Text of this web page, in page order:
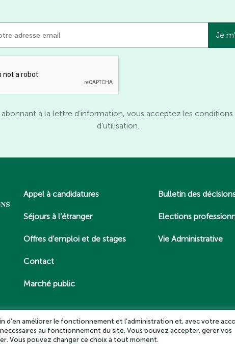
abonnant à la lettre d’information, vous acceptez les conditions
d’utilisation.
Appel à candidatures
Séjours à l’étranger
Offres d’emploi et de stages
Contact
Marché public
Bulletin des
Elections
Vie Administrative
– Tous droits réservés 2025 Politique de confidentialité
d’en améliorer le fonctionnement et l’administration et, avec votre
au fonctionnement du site. Vous pouvez accepter, gérer vos
Vous pouvez changer ce choix à tout moment.